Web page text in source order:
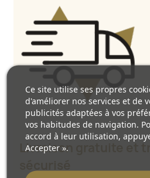
Livraison gratuite et
Ce site utilise ses propres
d'améliorer nos services et de
publicités adaptées à vos
vos habitudes de navigation.
accord à leur utilisation,
Accepter ».